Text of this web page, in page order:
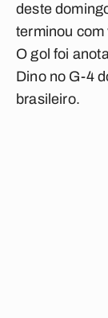
deste
terminou com
O gol foi
Dino no G-4
brasileiro.